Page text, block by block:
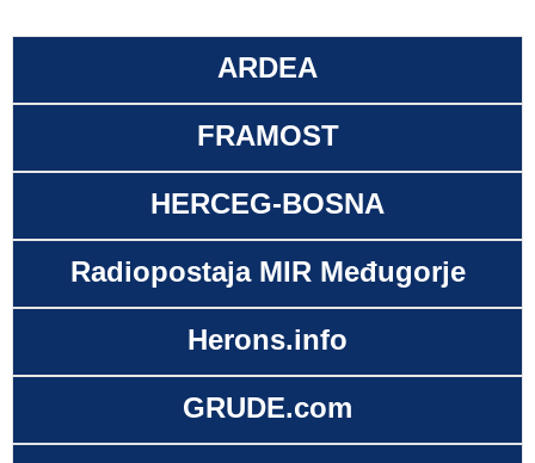
ARDEA
FRAMOST
HERCEG-BOSNA
Radiopostaja MIR Međugorje
Herons.info
GRUDE.com